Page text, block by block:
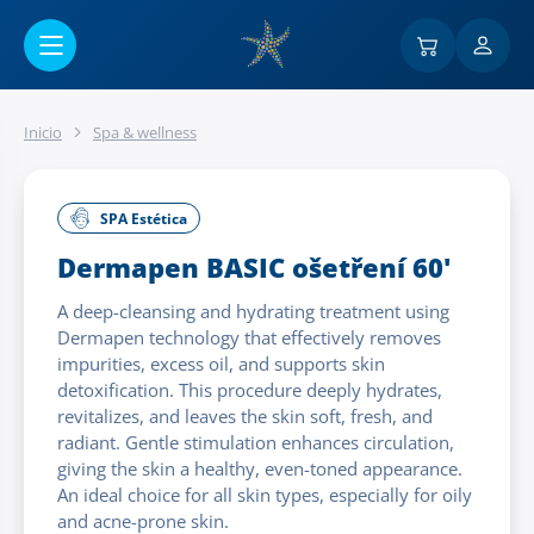
Inicio Spa & wellness
SPA Estética
Dermapen BASIC ošetření 60'
A deep-cleansing and hydrating treatment using
Dermapen technology that effectively removes
impurities, excess oil, and supports skin
detoxification. This procedure deeply hydrates,
revitalizes, and leaves the skin soft, fresh, and
radiant. Gentle stimulation enhances circulation,
giving the skin a healthy, even-toned appearance.
An ideal choice for all skin types, especially for oily
and acne-prone skin.